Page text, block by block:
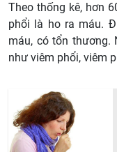
Theo thống kê, hơn
phổi là ho ra máu.
máu, có tổn thương.
như viêm phổi, viêm